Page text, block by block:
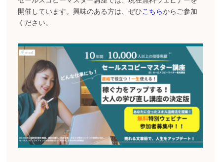
開催しています。興味のある方は、ぜひ こちらからご参加
ください。